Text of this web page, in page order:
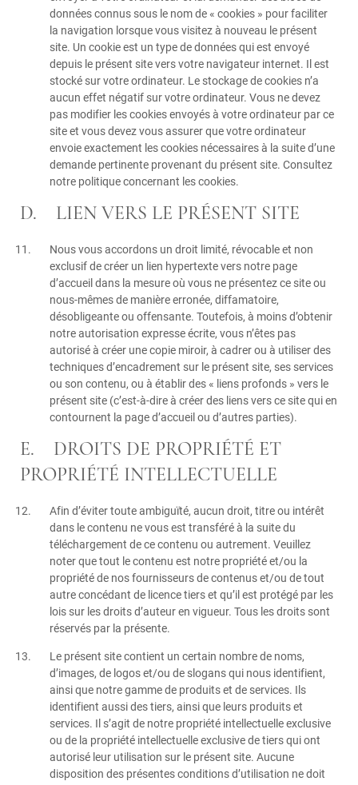
données connus sous le nom de « cookies » pour faciliter
la navigation lorsque vous visitez à nouveau le présent
site. Un cookie est un type de données qui est envoyé
depuis le présent site vers votre navigateur internet. Il est
stocké sur votre ordinateur. Le stockage de cookies n’a
aucun effet négatif sur votre ordinateur. Vous ne devez
pas modifier les cookies envoyés à votre ordinateur par ce
site et vous devez vous assurer que votre ordinateur
envoie exactement les cookies nécessaires à la suite d’une
demande pertinente provenant du présent site. Consultez
notre politique concernant les cookies.
D. LIEN VERS LE PRÉSENT SITE
Nous vous accordons un droit limité, révocable et non
exclusif de créer un lien hypertexte vers notre page
d’accueil dans la mesure où vous ne présentez ce site ou
nous-mêmes de manière erronée, diffamatoire,
désobligeante ou offensante. Toutefois, à moins d’obtenir
notre autorisation expresse écrite, vous n’êtes pas
autorisé à créer une copie miroir, à cadrer ou à utiliser des
techniques d’encadrement sur le présent site, ses services
ou son contenu, ou à établir des « liens profonds » vers le
présent site (c’est-à-dire à créer des liens vers ce site qui en
contournent la page d’accueil ou d’autres parties).
E. DROITS DE PROPRIÉTÉ ET
PROPRIÉTÉ INTELLECTUELLE
Afin d’éviter toute ambiguïté, aucun droit, titre ou intérêt
dans le contenu ne vous est transféré à la suite du
téléchargement de ce contenu ou autrement. Veuillez
noter que tout le contenu est notre propriété et/ou la
propriété de nos fournisseurs de contenus et/ou de tout
autre concédant de licence tiers et qu’il est protégé par les
lois sur les droits d’auteur en vigueur. Tous les droits sont
réservés par la présente.
Le présent site contient un certain nombre de noms,
d’images, de logos et/ou de slogans qui nous identifient,
ainsi que notre gamme de produits et de services. Ils
identifient aussi des tiers, ainsi que leurs produits et
services. Il s’agit de notre propriété intellectuelle exclusive
ou de la propriété intellectuelle exclusive de tiers qui ont
autorisé leur utilisation sur le présent site. Aucune
disposition des présentes conditions d’utilisation ne doit